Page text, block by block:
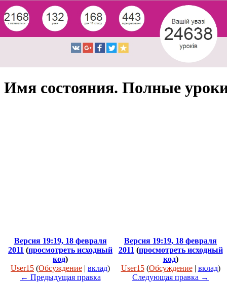
Имя состояния. Полные
Версия 19:19, 18 февраля
2011 (просмотреть исходный
код)
User15 (Обсуждение | вклад)
← Предыдущая правка
Версия 19:19, 18 февраля
2011 (просмотреть исходный
код)
User15 (Обсуждение| вклад)
Следующая правка →